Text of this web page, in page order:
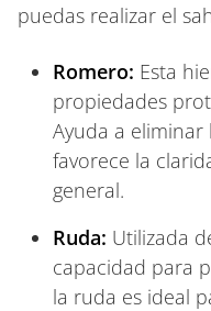
puedas realizar el
Romero: Esta
propiedades
Ayuda a eliminar
favorece la
general.
Ruda: Utilizada
capacidad para
la ruda es ideal